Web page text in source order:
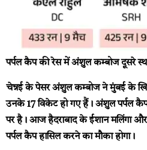
पर्पल कैप की रेस में अंशुल कम्बोज दूसरे
चेन्नई के पेसर अंशुल कम्बोज ने मुंबई के
उनके 17 विकेट हो गए हैं। अंशुल पर्पल कैप
पर है। आज हैदराबाद के ईशान मलिंगा
पर्पल कैप हासिल करने का मौका होगा।